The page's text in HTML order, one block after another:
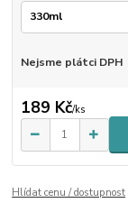
Nejsme plátci DPH
189 Kč/ks
Hlídat cenu / dostupnost